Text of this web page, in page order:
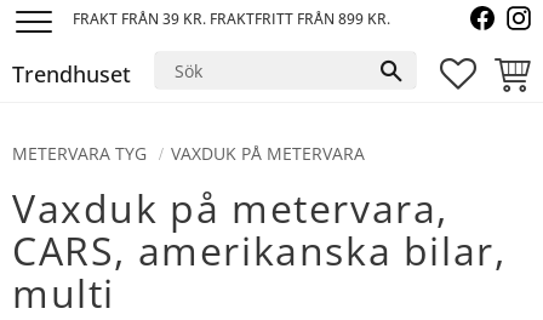
FRAKT FRÅN 39 KR. FRAKTFRITT FRÅN 899 KR.
Trendhuset
METERVARA TYG VAXDUK PÅ METERVARA
Vaxduk på metervara,
CARS, amerikanska bilar,
multi